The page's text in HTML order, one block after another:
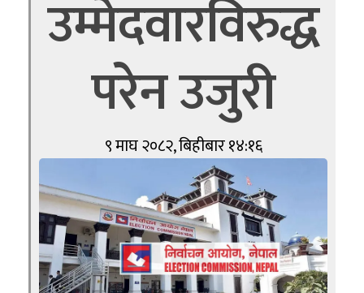
उम्मेदवारविरुद्ध
परेन उजुरी
९ माघ २०८२, बिहीबार १४:१६